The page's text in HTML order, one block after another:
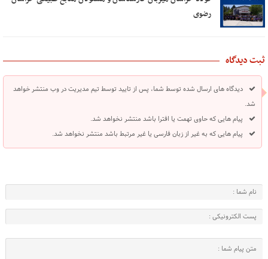
رضوی
ثبت دیدگاه
دیدگاه های ارسال شده توسط شما، پس از تایید توسط تیم مدیریت در وب منتشر خواهد
شد.
پیام هایی که حاوی تهمت یا افترا باشد منتشر نخواهد شد.
پیام هایی که به غیر از زبان فارسی یا غیر مرتبط باشد منتشر نخواهد شد.